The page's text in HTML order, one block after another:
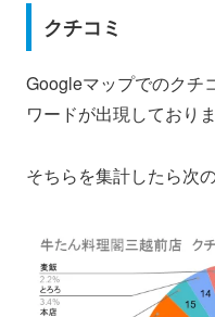
クチコミ
Googleマップでのクチ
ワードが出現しておりま
そちらを集計したら次